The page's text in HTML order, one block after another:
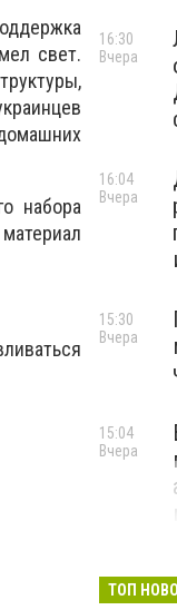
свет.
набора
16:30
Вчера
16:04
Вчера
15:30
Вчера
15:04
Вчера
ТОП